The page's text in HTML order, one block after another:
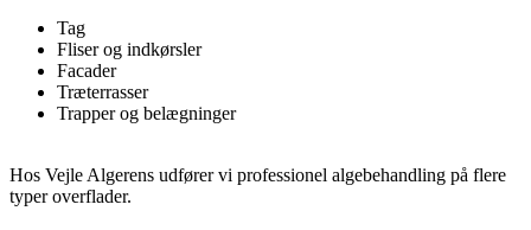
Tag
Fliser og indkørsler
Facader
Træterrasser
Trapper og belægninger
Hos Vejle Algerens udfører vi professionel algebehandling på flere
typer overflader.